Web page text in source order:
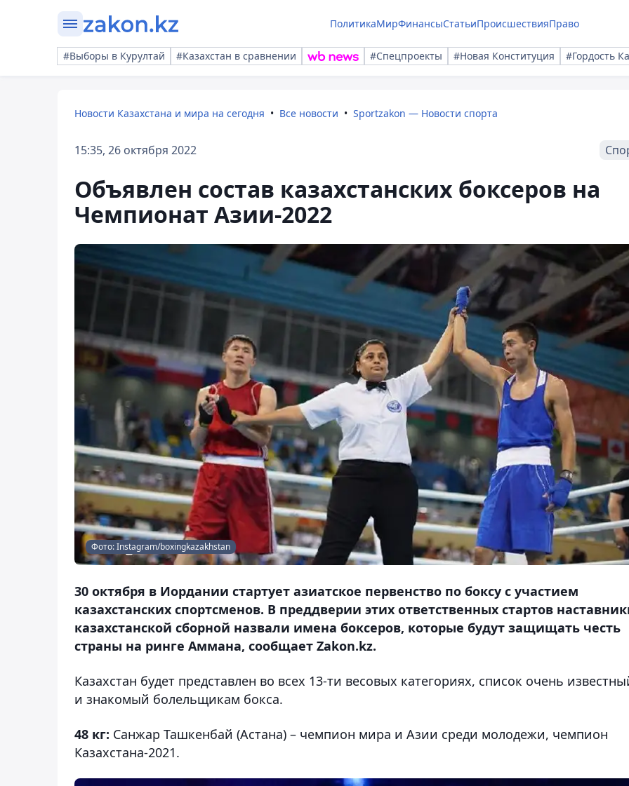
ПолитикаМирФинансыСтатьиПроисшествияПраво
#Выборы в Курултай #Казахстан в сравнении #Спецпроекты #Новая Конституция #Гордость
Новости Казахстана и мира на сегодня Все новости Sportzakon — Новости спорта
15:35, 26 октября 2022
Объявлен состав казахстанских боксеров на
Чемпионат Азии-2022
Фото: Instagram/boxingkazakhstan
30 октября в Иордании стартует азиатское первенство по боксу с участием
казахстанских спортсменов. В преддверии этих ответственных стартов
казахстанской сборной назвали имена боксеров, которые будут защищать честь
страны на ринге Аммана, сообщает Zakon.kz.
Казахстан будет представлен во всех 13-ти весовых категориях, список очень
и знакомый болельщикам бокса.
48 кг: Санжар Ташкенбай (Астана) – чемпион мира и Азии среди молодежи, чемпион
Казахстана-2021.